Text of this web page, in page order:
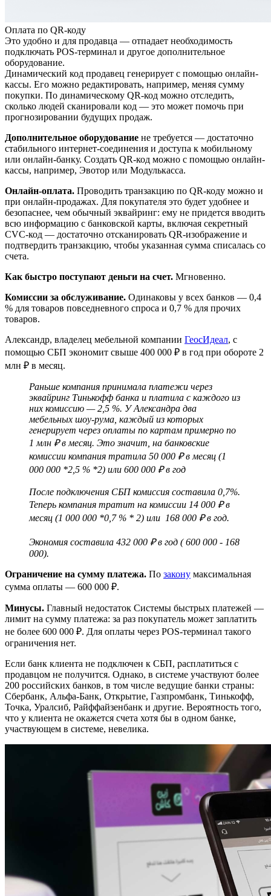
Оплата по QR-коду
Это удобно и для продавца — отпадает необходимость
подключать POS-терминал и другое дополнительное
оборудование.
Динамический код продавец генерирует с помощью онлайн-
кассы. Его можно редактировать, например, меняя сумму
покупки. По динамическому QR-код можно отследить,
сколько людей сканировали код — это может помочь при
прогнозировании будущих продаж.
Дополнительное оборудование не требуется — достаточно
стабильного интернет-соединения и доступа к мобильному
или онлайн-банку. Создать QR-код можно с помощью онлайн-
кассы, например, Эвотор или Модулькасса.
Онлайн-оплата. Проводить транзакцию по QR-коду можно и
при онлайн-продажах. Для покупателя это будет удобнее и
безопаснее, чем обычный эквайринг: ему не придется вводить
всю информацию с банковской карты, включая секретный
CVC-код — достаточно отсканировать QR-изображение и
подтвердить транзакцию, чтобы указанная сумма списалась со
счета.
Как быстро поступают деньги на счет. Мгновенно.
Комиссии за обслуживание. Одинаковы у всех банков — 0,4
% для товаров повседневного спроса и 0,7 % для прочих
товаров.
Александр, владелец мебельной компании ГеосИдеал, с
помощью СБП экономит свыше 400 000 ₽ в год при обороте 2
млн ₽ в месяц.
Раньше компания принимала платежи через
эквайринг Тинькофф банка и платила с каждого из
них комиссию — 2,5 %. У Александра два
мебельных шоу-рума, каждый из которых
генерирует через оплаты по картам примерно по
1 млн ₽ в месяц. Это значит, на банковские
комиссии компания тратила 50 000 ₽ в месяц (1
000 000 *2,5 % *2) или 600 000 ₽ в год
После подключения СБП комиссия составила 0,7%.
Теперь компания тратит на комиссии 14 000 ₽ в
месяц (1 000 000 *0,7 % * 2) или 168 000 ₽ в год.
Экономия составила 432 000 ₽ в год ( 600 000 - 168
000).
Ограничение на сумму платежа. По закону максимальная
сумма оплаты — 600 000 ₽.
Минусы. Главный недостаток Системы быстрых платежей —
лимит на сумму платежа: за раз покупатель может заплатить
не более 600 000 ₽. Для оплаты через POS-терминал такого
ограничения нет.
Если банк клиента не подключен к СБП, расплатиться с
продавцом не получится. Однако, в системе участвуют более
200 российских банков, в том числе ведущие банки страны:
Сбербанк, Альфа-Банк, Открытие, Газпромбанк, Тинькофф,
Точка, Уралсиб, Райффайзенбанк и другие. Вероятность того,
что у клиента не окажется счета хотя бы в одном банке,
участвующем в системе, невелика.